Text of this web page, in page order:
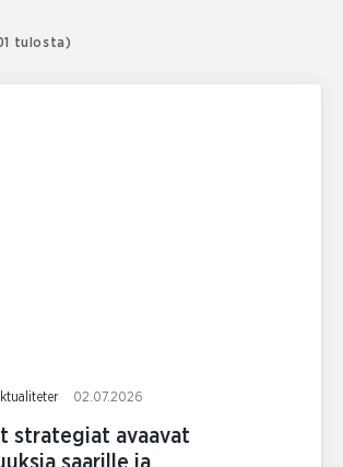
tulosta)
02.07.2026
strategiat avaavat
saarille ja